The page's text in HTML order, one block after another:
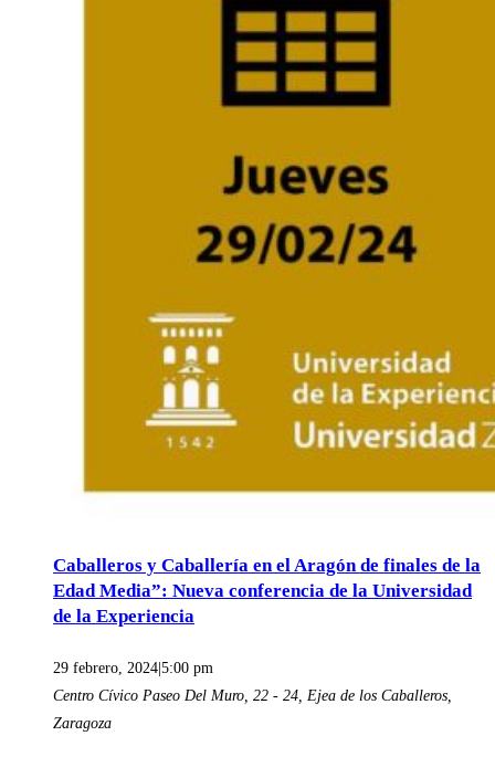
Caballeros y Caballería en el Aragón de finales de la
Edad Media”: Nueva conferencia de la Universidad
de la Experiencia
29 febrero, 2024|5:00 pm
Centro Cívico Paseo Del Muro, 22 - 24, Ejea de los Caballeros,
Zaragoza